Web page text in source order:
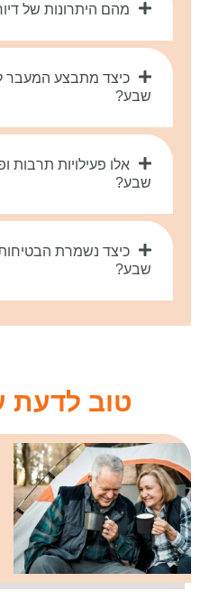
מהם היתרונות של
כיצד מתבצע המעבר
שבע?
אלו פעילויות תרבות
שבע?
כיצד נשמרת
שבע?
טוב לדעת